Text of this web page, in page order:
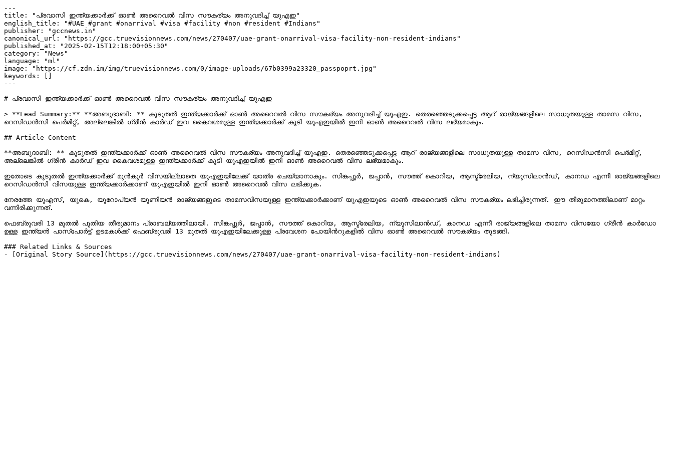
---
title: "പ്രവാസി ഇന്ത്യക്കാര്‍ക്ക് ഓൺ അറൈവൽ വിസ സൗകര്യം അനുവദിച്ച് യുഎഇ"
english_title: "#UAE #grant #onarrival #visa #facility #non #resident #Indians"
publisher: "gccnews.in"
canonical_url: "https://gcc.truevisionnews.com/news/270407/uae-grant-onarrival-visa-facility-non-resident-indians"
published_at: "2025-02-15T12:18:00+05:30"
category: "News"
language: "ml"
image: "https://cf.zdn.im/img/truevisionnews.com/0/image-uploads/67b0399a23320_passpoprt.jpg"
keywords: []
---
# പ്രവാസി ഇന്ത്യക്കാര്‍ക്ക് ഓൺ അറൈവൽ വിസ സൗകര്യം അനുവദിച്ച് യുഎഇ
> **Lead Summary:** **അബുദാബി: ** കൂടുതല്‍ ഇന്ത്യക്കാര്‍ക്ക് ഓൺ അറൈവൽ വിസ സൗകര്യം അനുവദിച്ച് യുഎഇ. തെരഞ്ഞെടുക്കപ്പെട്ട ആറ് രാജ്യങ്ങളിലെ സാധുതയുള്ള താമസ വിസ,
റെസിഡൻസി പെര്‍മിറ്റ്, അല്ലെങ്കിൽ ഗ്രീന്‍ കാര്‍ഡ് ഇവ കൈവശമുള്ള ഇന്ത്യക്കാര്‍ക്ക് കൂടി യുഎഇയില്‍ ഇനി ഓൺ അറൈവല്‍ വിസ ലഭ്യമാകും.
## Article Content
**അബുദാബി: ** കൂടുതല്‍ ഇന്ത്യക്കാര്‍ക്ക് ഓൺ അറൈവൽ വിസ സൗകര്യം അനുവദിച്ച് യുഎഇ. തെരഞ്ഞെടുക്കപ്പെട്ട ആറ് രാജ്യങ്ങളിലെ സാധുതയുള്ള താമസ വിസ, റെസിഡൻസി പെര്‍മിറ്റ്,
അല്ലെങ്കിൽ ഗ്രീന്‍ കാര്‍ഡ് ഇവ കൈവശമുള്ള ഇന്ത്യക്കാര്‍ക്ക് കൂടി യുഎഇയില്‍ ഇനി ഓൺ അറൈവല്‍ വിസ ലഭ്യമാകും.
ഇതോടെ കൂടുതല്‍ ഇന്ത്യക്കാർക്ക് മുൻകൂർ വിസയില്ലാതെ യുഎഇയിലേക്ക് യാത്ര ചെയ്യാനാകും. സിങ്കപ്പൂർ, ജപ്പാൻ, സൗത്ത് കൊറിയ, ആസ്ട്രേലിയ, ന്യൂസിലാന്‍ഡ്, കാനഡ എന്നീ രാജ്യങ്ങളിലെ
റെസിഡൻസി വിസയുള്ള ഇന്ത്യക്കാർക്കാണ് യുഎഇയിൽ ഇനി ഓൺ അറൈവൽ വിസ ലഭിക്കുക.
നേരത്തേ യുഎസ്, യുകെ, യൂറോപ്യൻ യൂണിയൻ രാജ്യങ്ങളുടെ താമസവിസയുള്ള ഇന്ത്യക്കാർക്കാണ് യുഎഇയുടെ ഓൺ അറൈവല്‍ വിസ സൗകര്യം ലഭിച്ചിരുന്നത്. ഈ തീരുമാനത്തിലാണ് മാറ്റം
വന്നിരിക്കുന്നത്.
ഫെബ്രുവരി 13 മുതല്‍ പുതിയ തീരുമാനം പ്രാബല്യത്തിലായി. സിങ്കപ്പൂർ, ജപ്പാൻ, സൗത്ത് കൊറിയ, ആസ്ട്രേലിയ, ന്യൂസിലാന്‍ഡ്, കാനഡ എന്നീ രാജ്യങ്ങളിലെ താമസ വിസയോ ഗ്രീന്‍ കാര്‍ഡോ
ഉള്ള ഇന്ത്യന്‍ പാസ്പോര്‍ട്ട് ഉടമകൾക്ക് ഫെബ്രുവരി 13 മുതല്‍ യുഎഇയിലേക്കുള്ള പ്രവേശന പോയിന്‍റുകളില്‍ വിസ ഓൺ അറൈവല്‍ സൗകര്യം തുടങ്ങി.
### Related Links & Sources
- [Original Story Source](https://gcc.truevisionnews.com/news/270407/uae-grant-onarrival-visa-facility-non-resident-indians)